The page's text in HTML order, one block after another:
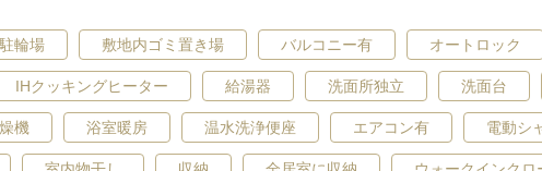
駐輪場 敷地内ゴミ置き場 バルコニー有 オートロック
IHクッキングヒーター 給湯器 洗面所独立 洗面台
機 浴室暖房 温水洗浄便座 エアコン有 電動シ